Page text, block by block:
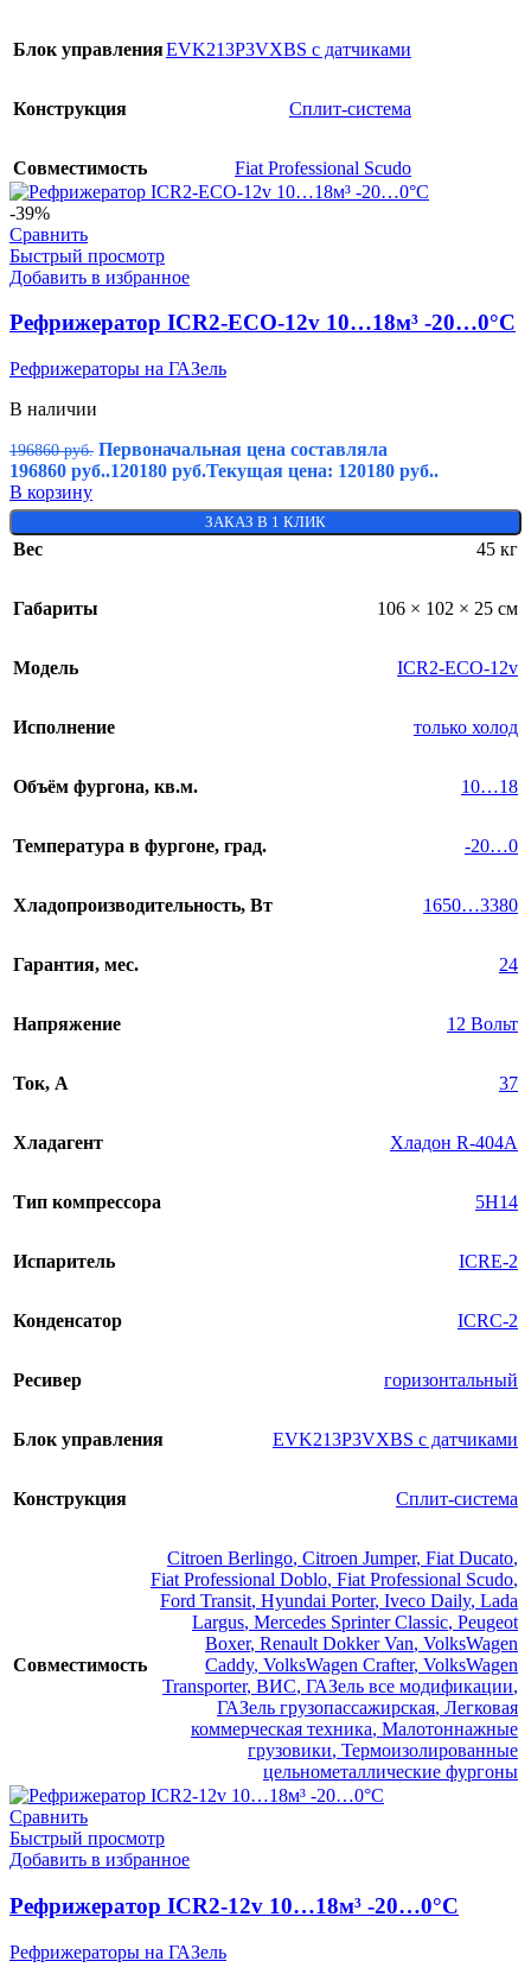
Блок управленияEVK213P3VXBS с датчиками
Конструкция Сплит-система
Совместимость Fiat Professional Scudo
-39%
Сравнить
Быстрый просмотр
Добавить в избранное
Рефрижератор ICR2-ECO-12v 10…18м³ -20…0°C
Рефрижераторы на ГАЗель
В наличии
196860руб. Первоначальная цена составляла
196860 руб..120180 руб.Текущая цена: 120180 руб..
В корзину
ЗАКАЗ В 1 КЛИК
Вес 45 кг
Габариты 106 × 102 × 25 см
Модель ICR2-ECO-12v
Исполнение только холод
Объём фургона, кв.м. 10…18
Температура в фургоне, град. -20…0
Хладопроизводительность, Вт 1650…3380
Гарантия, мес. 24
Напряжение 12 Вольт
Ток, А 37
Хладагент Хладон R-404A
Тип компрессора 5H14
Испаритель ICRE-2
Конденсатор ICRC-2
Ресивер горизонтальный
Блок управления EVK213P3VXBS с датчиками
Конструкция Сплит-система
Совместимость
Citroen Berlingo, Citroen Jumper, Fiat Ducato,
Fiat Professional Doblo, Fiat Professional Scudo,
Ford Transit, Hyundai Porter, Iveco Daily, Lada
Largus, Mercedes Sprinter Classic, Peugeot
Boxer, Renault Dokker Van, VolksWagen
Caddy, VolksWagen Crafter, VolksWagen
Transporter, ВИС, ГАЗель все модификации,
ГАЗель грузопассажирская, Легковая
коммерческая техника, Малотоннажные
грузовики, Термоизолированные
цельнометаллические фургоны
Сравнить
Быстрый просмотр
Добавить в избранное
Рефрижератор ICR2-12v 10…18м³ -20…0°C
Рефрижераторы на ГАЗель